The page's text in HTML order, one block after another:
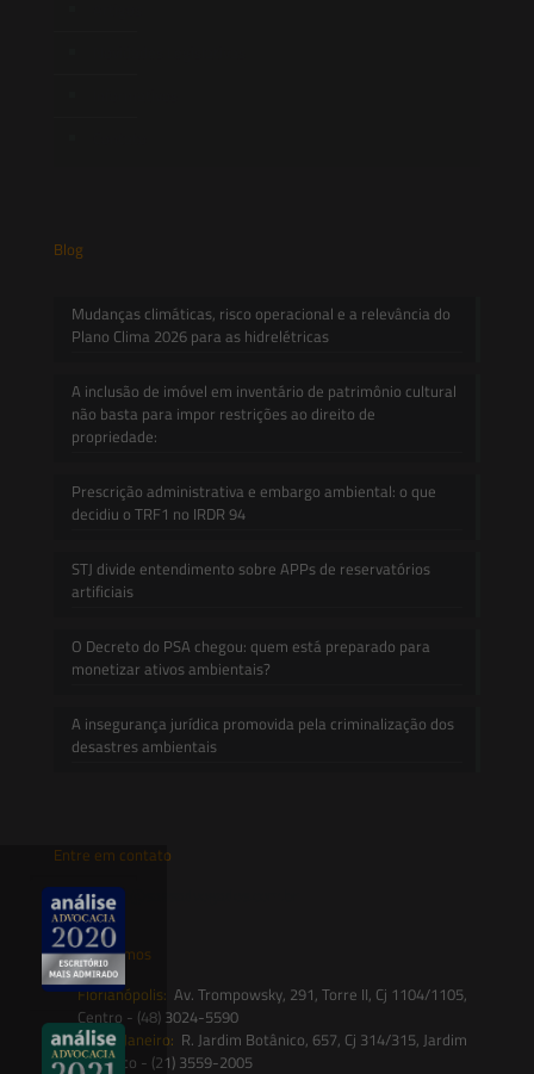
Blog
Mudanças climáticas, risco operacional e a relevância do
Plano Clima 2026 para as hidrelétricas
A inclusão de imóvel em inventário de patrimônio cultural
não basta para impor restrições ao direito de
propriedade:
Prescrição administrativa e embargo ambiental: o que
decidiu o TRF1 no IRDR 94
STJ divide entendimento sobre APPs de reservatórios
artificiais
O Decreto do PSA chegou: quem está preparado para
monetizar ativos ambientais?
A insegurança jurídica promovida pela criminalização dos
desastres ambientais
Entre em contato
contato@saesadvogados.com.br
Onde estamos
Florianópolis: Av. Trompowsky, 291, Torre II, Cj 1104/1105,
Centro - (48) 3024-5590
Rio de Janeiro: R. Jardim Botânico, 657, Cj 314/315, Jardim
Botânico - (21) 3559-2005